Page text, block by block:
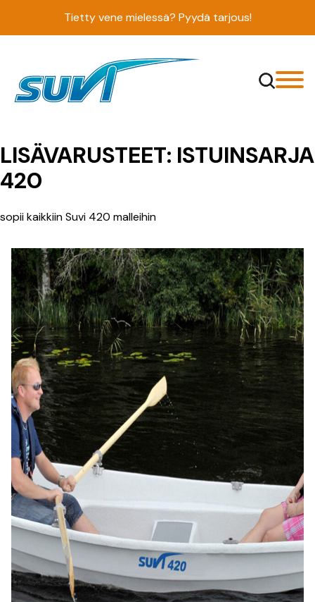
Tietty vene mielessä? Pyydä tarjous!
LISÄVARUSTEET: ISTUINSARJA
420
sopii kaikkiin Suvi 420 malleihin